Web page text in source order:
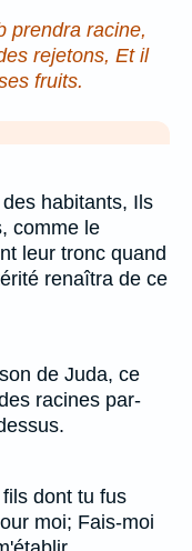
prendra racine,
rejetons, Et il
fruits.
habitants, Ils
comme le
leur tronc quand
renaîtra de ce
de Juda, ce
racines par-
dont tu fus
moi; Fais-moi